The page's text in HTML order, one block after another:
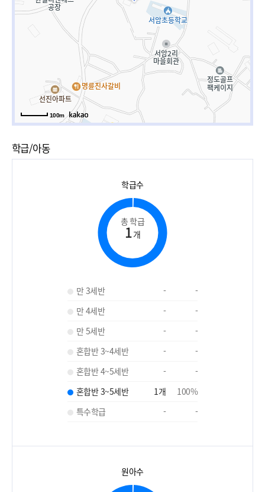
100m
학급/아동
학급수
총 학급
1개
만 3세반 -
-
만 4세반
-
-
만 5세반
-
-
혼합반 3~4세반
-
-
혼합반 4~5세반
-
-
혼합반 3~5세반
1개 100%
특수학급
- -
원아수